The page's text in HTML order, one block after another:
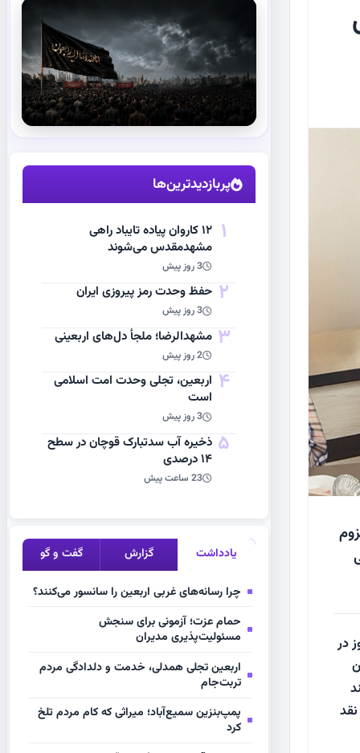
در
مشاهده اخبار
پربازدیدترین‌ها
1
۱۲ کاروان پیاده تایباد راهی
مشهدمقدس می‌شوند
3 روز پیش
2 حفظ وحدت رمز پیروزی ایران
3 روز پیش
3 مشهد‌الرضا؛ ملجأ دل‌های اربعینی
2 روز پیش
4 اربعین، تجلی وحدت امت اسلامی
است
3 روز پیش
5 ذخیره آب سدتبارک قوچان در سطح
۱۴ درصدی
23 ساعت پیش
یادداشت گزارش گفت و گو
چرا رسانه‌های غربی اربعین را سانسور می‌کنند؟
حمام عزت؛ آزمونی برای سنجش
مسئولیت‌پذیری مدیران
اربعین تجلی همدلی، خدمت و دلدادگی مردم
تربت‌جام
پمپ‌بنزین سمیع‌آباد؛ میراثی که کام مردم تلخ
کرد